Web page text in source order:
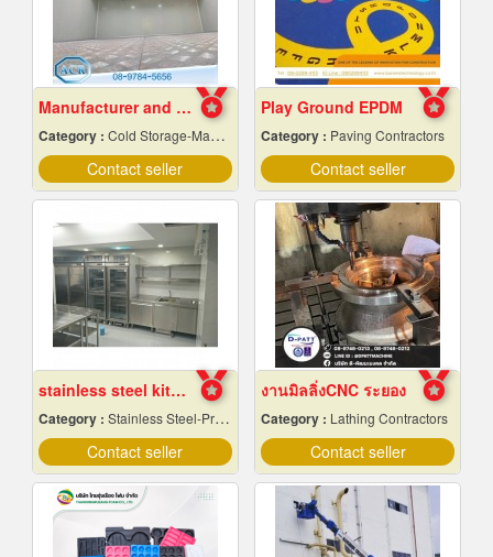
Manufacturer and installer of prefabricated cold r
Category : Cold Storage-Manufacturers & Installation Designer
Contact seller
Play Ground EPDM
Category : Paving Contractors
Contact seller
stainless steel kitchen design
Category : Stainless Steel-Products
Contact seller
งานมิลลิ่งCNC ระยอง
Category : Lathing Contractors
Contact seller